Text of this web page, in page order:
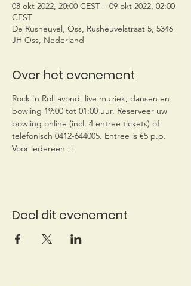
08 okt 2022, 20:00 CEST – 09 okt 2022, 02:00
CEST
De Rusheuvel, Oss, Rusheuvelstraat 5, 5346
JH Oss, Nederland
Over het evenement
Rock 'n Roll avond, live muziek, dansen en
bowling 19:00 tot 01:00 uur. Reserveer uw
bowling online (incl. 4 entree tickets) of
telefonisch 0412-644005. Entree is €5 p.p.
Voor iedereen !!
Deel dit evenement